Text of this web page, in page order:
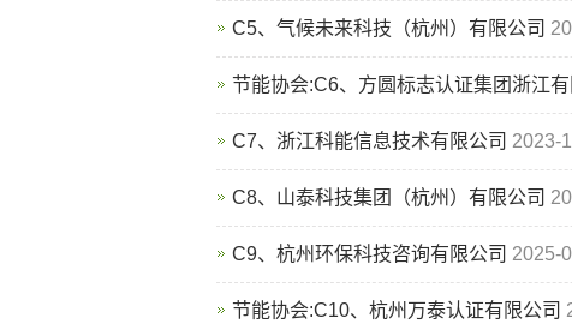
C5、气候未来科技（杭州）有限公司
节能协会:C6、方圆标志认证集团浙江有
C7、浙江科能信息技术有限公司 2023-
C8、山泰科技集团（杭州）有限公司
C9、杭州环保科技咨询有限公司 2025-
节能协会:C10、杭州万泰认证有限公司